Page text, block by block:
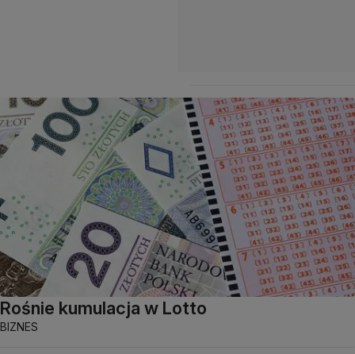
Rośnie kumulacja w Lotto
BIZNES